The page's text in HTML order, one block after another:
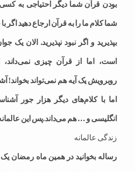
بودن قرآن شما دیگر احتیاجی به کسی
شما کلام ما را به قرآن ارجاع دهید
بپذیرید و اگر نبود نپذیرید. الان یک
است، اما از قرآن چیزی نمی‌داند،
روبرویش یک آیه هم نمی‌تواند بخواند!
اما با کلام‌های دیگر هزار جور
انگلیسی و … هم می‌داند.پس این
زندگی عالمانه
رساله بخوانید در همین ماه رمضان